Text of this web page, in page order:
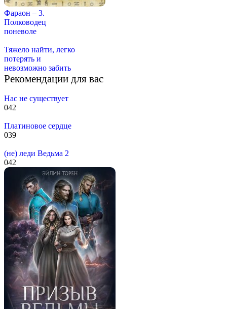
Фараон – 3.
Полководец
поневоле
Тяжело найти, легко
потерять и
невозможно забить
Рекомендации для вас
Нас не существует
042
Платиновое сердце
039
(не) леди Ведьма 2
042